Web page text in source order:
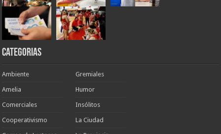
Categorias
Ambiente
Amelia
Comerciales
Cooperativismo
Gremiales
Humor
Insólitos
La Ciudad